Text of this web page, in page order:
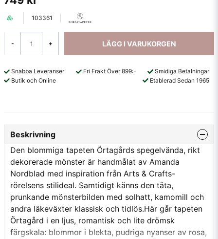
103361
- + LÄGG I VARUKORGEN
Snabba Leveranser Fri Frakt Över 899:-
Smidiga Betalningar
Butik och Online
Etablerad Sedan 1965
Beskrivning
Den blommiga tapeten Örtagårds spegelvända, rikt
dekorerade mönster är handmålat av Amanda
Nordblad med inspiration från Arts & Crafts-
rörelsens stilideal. Samtidigt känns den täta,
prunkande mönsterbilden med solhatt, kamomill och
andra läkeväxter klassisk och tidlös.Här går tapeten
Örtagård i en ljus, romantisk och lite drömsk
färgskala: blommor i blekta, pudriga nyanser av rosa,